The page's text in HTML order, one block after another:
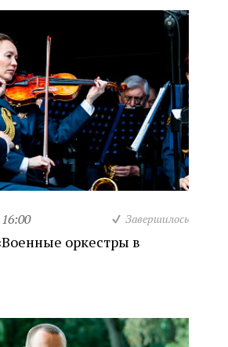
16:00 Завершилось
оркестры в